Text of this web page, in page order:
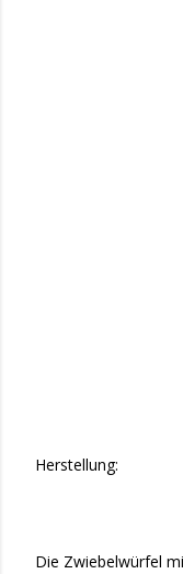
Herstellung:
Die Zwiebelwürfel